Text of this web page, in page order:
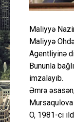
Maliyyə
Maliyyə
Agentliyinə
Bununla
imzalayıb.
Əmrə
O, 1981-ci